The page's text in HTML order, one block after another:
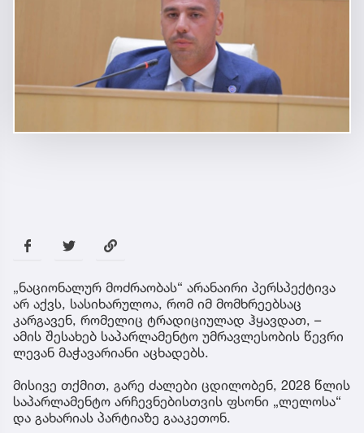
„ნაციონალურ მოძრაობას“ არანაირი პერსპექტივა
არ აქვს, სასიხარულოა, რომ იმ მომხრეებსაც
კარგავენ, რომელიც ტრადიციულად ჰყავდათ, –
ამის შესახებ საპარლამენტო უმრავლესობის წევრი
ლევან მაჭავარიანი აცხადებს.
მისივე თქმით, გარე ძალები ცდილობენ, 2028 წლის
საპარლამენტო არჩევნებისთვის ფსონი „ლელოსა“
და გახარიას პარტიაზე გააკეთონ.